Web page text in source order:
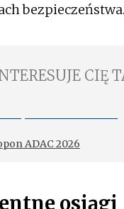
bezpieczeństwa.
CIĘ
ADAC 2026
osiągi